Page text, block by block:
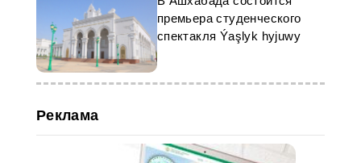
премьера студенческого
спектакля Ýaşlyk hyjuwy
Реклама